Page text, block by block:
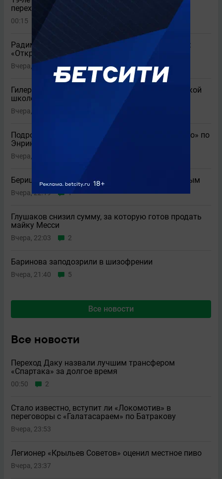
перехода в «Реал»
00:15
Радимов назвал клуб, который вылетит из РПЛ:
«Откровенно слабый»
Вчера, 23:49 2
Гилерме определил клуб РПЛ с лучшей вратарской
школой
Вчера, 23:25
Подробности переговоров «Зенита» и «Фламенго» по
Энрике
Вчера, 23:01
Бериша описал Черчесова одним прилагательным
Вчера, 22:19 1
Глушаков снизил сумму, за которую готов продать
майку Месси
Вчера, 22:03 2
Баринова заподозрили в шизофрении
Вчера, 21:40 5
Все новости
Все новости
Переход Даку назвали лучшим трансфером
«Спартака» за долгое время
00:50 2
Стало известно, вступит ли «Локомотив» в
переговоры с «Галатасараем» по Батракову
Вчера, 23:53
Легионер «Крыльев Советов» оценил местное пиво
Вчера, 23:37